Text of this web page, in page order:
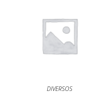
DIVERSOS